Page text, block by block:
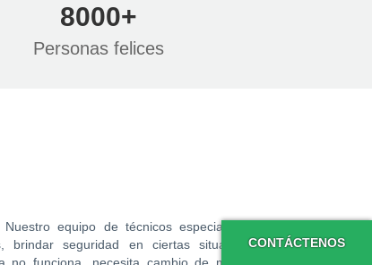
8000+
Personas felices
equipo de técnicos especializados
seguridad en ciertas situacionesCONTÁCTENOS